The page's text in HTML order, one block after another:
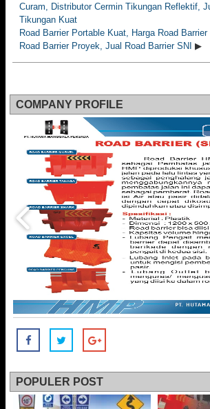
Curam, Distributor Cermin Tikungan Reflektif,
Tikungan Kuat
Road Barrier Portable Kuat, Harga Road
Road Barrier Proyek, Jual Road Barrier SNI ▶
COMPANY PROFILE
POPULER POST